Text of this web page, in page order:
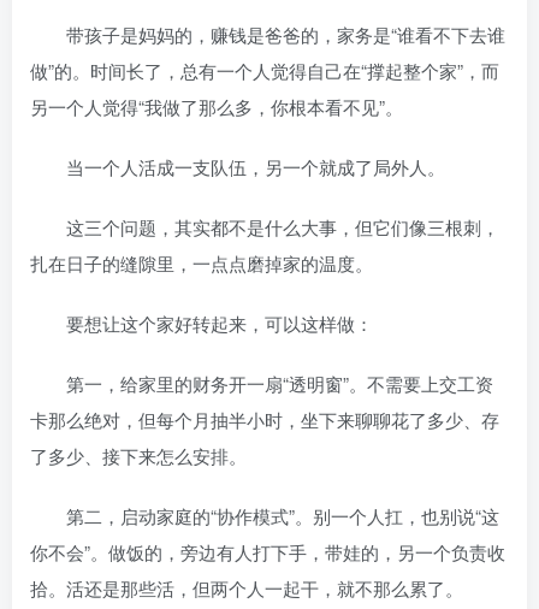
带孩子是妈妈的，赚钱是爸爸的，家务是“谁看不下去谁
做”的。时间长了，总有一个人觉得自己在“撑起整个家”，而
另一个人觉得“我做了那么多，你根本看不见”。
当一个人活成一支队伍，另一个就成了局外人。
这三个问题，其实都不是什么大事，但它们像三根刺，
扎在日子的缝隙里，一点点磨掉家的温度。
要想让这个家好转起来，可以这样做：
第一，给家里的财务开一扇“透明窗”。不需要上交工资
卡那么绝对，但每个月抽半小时，坐下来聊聊花了多少、存
了多少、接下来怎么安排。
第二，启动家庭的“协作模式”。别一个人扛，也别说“这
你不会”。做饭的，旁边有人打下手，带娃的，另一个负责收
拾。活还是那些活，但两个人一起干，就不那么累了。